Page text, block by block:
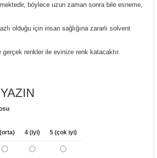
böylece uzun zaman sonra bile esneme,
olduğu için insan sağlığına zararlı solvent
renkler ile evinize renk katacaktır.
4 (iyi) 5 (çok iyi)